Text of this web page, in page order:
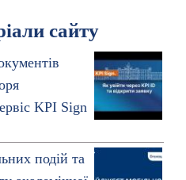
сайту
KPI Sign
подій та